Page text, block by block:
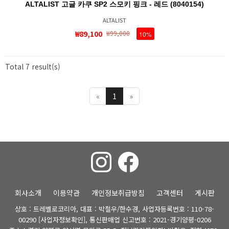
ALTALIST 고글 카쿠 SP2 스모키 핑크 - 레드 (8040154)
ALTALIST
₩89,100 ₩99,000 10%
Total 7 result(s)
« 1 »
회사소개 이용약관 개인정보취급방침 고객센터 게시판
상호 : 트레벨로코리아, 대표 : 박철우/한수경, 사업자등록번호 : 110-78-
00290 [사업자정보확인], 통신판매업 신고번호 : 2021-경기양평-0206